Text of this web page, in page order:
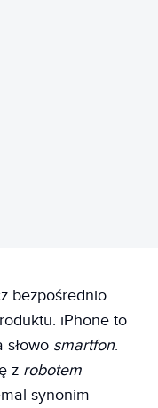
bezpośrednio
iPhone to
słowo smartfon.
z robotem
synonim